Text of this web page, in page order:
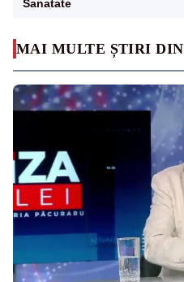
MAI MULTE ȘTIRI DIN
Sanatate